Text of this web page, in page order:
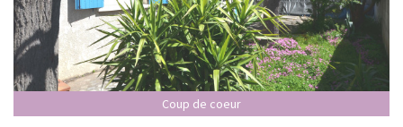
Coup de coeur